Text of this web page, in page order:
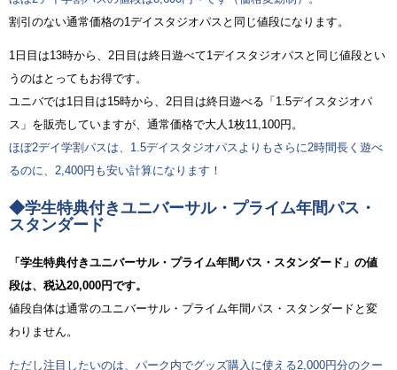
割引のない通常価格の1デイスタジオパスと同じ値段になります。
1日目は13時から、2日目は終日遊べて1デイスタジオパスと同じ値段とい
うのはとってもお得です。
ユニバでは1日目は15時から、2日目は終日遊べる「1.5デイスタジオパ
ス」を販売していますが、通常価格で大人1枚11,100円。
ほぼ2デイ学割パスは、1.5デイスタジオパスよりもさらに2時間長く遊べ
るのに、2,400円も安い計算になります！
◆学生特典付きユニバーサル・プライム年間パス・
スタンダード
「学生特典付きユニバーサル・プライム年間パス・スタンダード」の値
段は、税込20,000円です。
値段自体は通常のユニバーサル・プライム年間パス・スタンダードと変
わりません。
ただし注目したいのは、パーク内でグッズ購入に使える2,000円分のクー